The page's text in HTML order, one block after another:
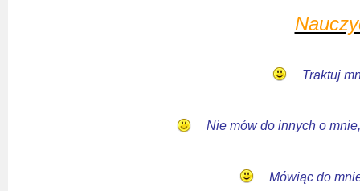
Traktuj
Nie mów do innych o
Mówiąc do